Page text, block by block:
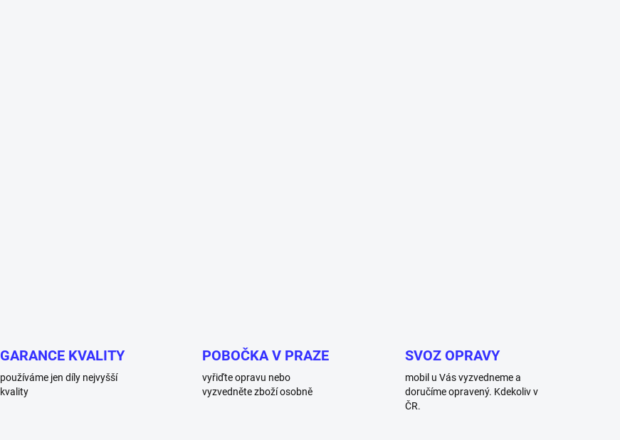
GARANCE KVALITY
používáme jen díly nejvyšší
kvality
POBOČKA V PRAZE
vyřiďte opravu nebo
vyzvedněte zboží osobně
SVOZ OPRAVY
mobil u Vás vyzvedneme a
doručíme opravený. Kdekoliv v
ČR.